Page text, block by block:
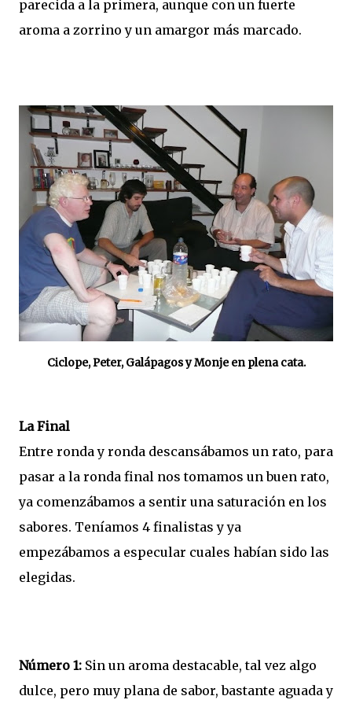
parecida a la primera, aunque con un fuerte
aroma a zorrino y un amargor más marcado.
Ciclope, Peter, Galápagos y Monje en plena cata.
La Final
Entre ronda y ronda descansábamos un rato, para
pasar a la ronda final nos tomamos un buen rato,
ya comenzábamos a sentir una saturación en los
sabores. Teníamos 4 finalistas y ya
empezábamos a especular cuales habían sido las
elegidas.
Número 1: Sin un aroma destacable, tal vez algo
dulce, pero muy plana de sabor, bastante aguada y